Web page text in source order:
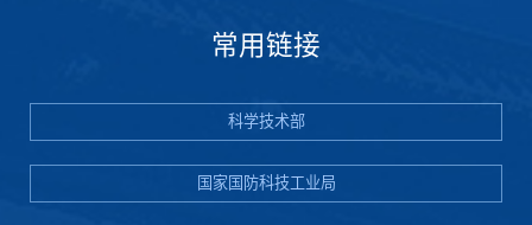
常用链接
科学技术部
国家国防科技工业局